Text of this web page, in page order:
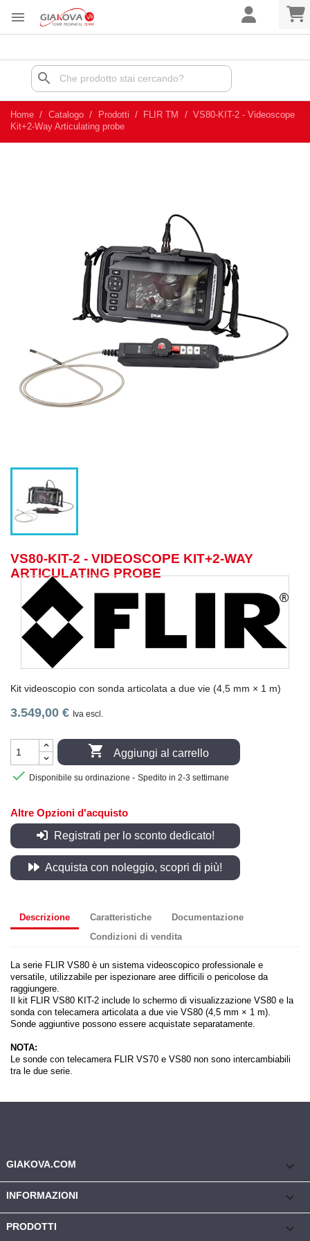

search
Home Catalogo Prodotti FLIR TM
VS80-KIT-2 - Videoscope
Kit+2-Way Articulating probe
VS80-KIT-2 - VIDEOSCOPE KIT+2-WAY
ARTICULATING PROBE
Kit videoscopio con sonda articolata a due vie (4,5 mm × 1 m)
3.549,00 € Iva escl.
 Aggiungi al carrello
 Disponibile su ordinazione - Spedito in 2-3 settimane
Altre Opzioni d'acquisto
Registrati per lo sconto dedicato!
Acquista con noleggio, scopri di più!
Descrizione Caratteristiche
Documentazione
Condizioni di vendita
La serie FLIR VS80 è un sistema videoscopico professionale e
versatile, utilizzabile per ispezionare aree difficili o pericolose da
raggiungere.
Il kit FLIR VS80 KIT-2 include lo schermo di visualizzazione VS80 e la
sonda con telecamera articolata a due vie VS80 (4,5 mm × 1 m).
Sonde aggiuntive possono essere acquistate separatamente.
NOTA:
Le sonde con telecamera FLIR VS70 e VS80 non sono intercambiabili
tra le due serie.
GIAKOVA.COM keyboard_arrow_down
INFORMAZIONI 
PRODOTTI 